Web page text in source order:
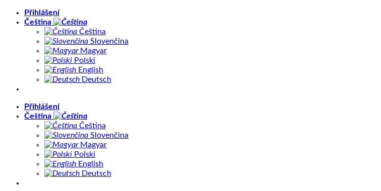
PřeskočitPřihlášení
Čeština
Čeština
Slovenčina
Magyar
Polski
English
Deutsch
Přihlášení
Čeština
Čeština
Slovenčina
Magyar
Polski
English
Deutsch